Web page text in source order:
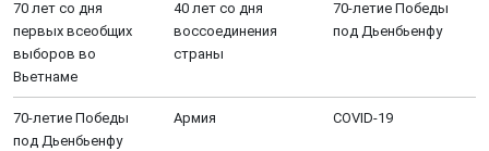
70 лет со дня
первых всеобщих
выборов во
Вьетнаме
40 лет со дня
воссоединения
страны
70-летие Победы
под Дьенбьенфу
70-летие Победы
под Дьенбьенфу
Aрмия COVID-19